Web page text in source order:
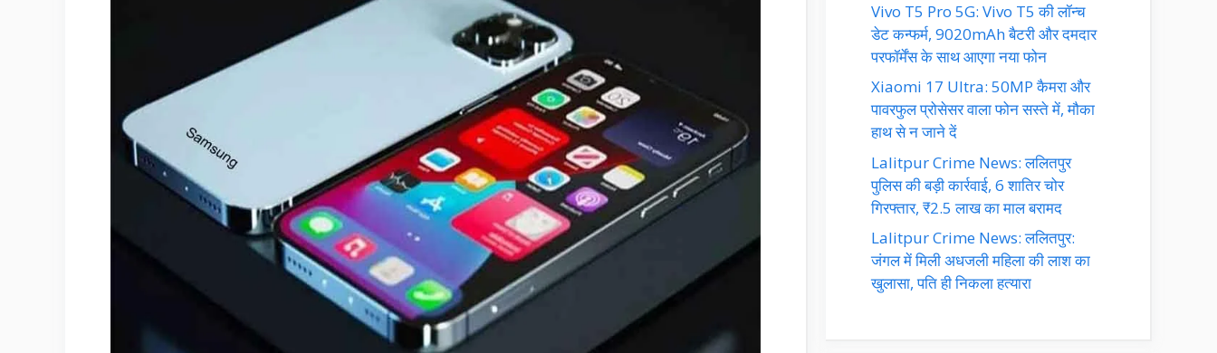
Vivo T5 Pro 5G: Vivo T5 की लॉन्च
डेट कन्फर्म, 9020mAh बैटरी और दमदार
परफॉर्मेंस के साथ आएगा नया फोन
Xiaomi 17 Ultra: 50MP कैमरा और
पावरफुल प्रोसेसर वाला फोन सस्ते में, मौका
हाथ से न जाने दें
Lalitpur Crime News: ललितपुर
पुलिस की बड़ी कार्रवाई, 6 शातिर चोर
गिरफ्तार, ₹2.5 लाख का माल बरामद
Lalitpur Crime News: ललितपुर:
जंगल में मिली अधजली महिला की लाश का
खुलासा, पति ही निकला हत्यारा